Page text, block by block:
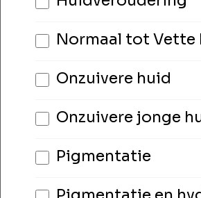
Normaal tot Vette
Onzuivere huid
Onzuivere jonge
Pigmentatie